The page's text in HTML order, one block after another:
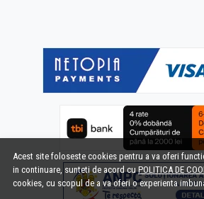
Acest site foloseste cookies pentru a va oferi
in continuare, sunteti de acord cuPOLITICA DE
cookies, cu scopul de a va oferi o experienta